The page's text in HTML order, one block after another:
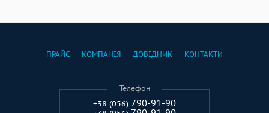
ПРАЙС КОМПАНІЯ ДОВІДНИК КОНТАКТИ
Телефон
+38 (056) 790-91-90